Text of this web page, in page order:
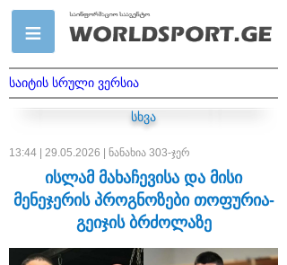
საიტის სრული ვერსია
სხვა
13:44 | 29.05.2026 | ნანახია 303-ჯერ
ისლამ მახაჩევისა და მისი
მენეჯერის პროგნოზები თოფურია-
გეიჯის ბრძოლაზე